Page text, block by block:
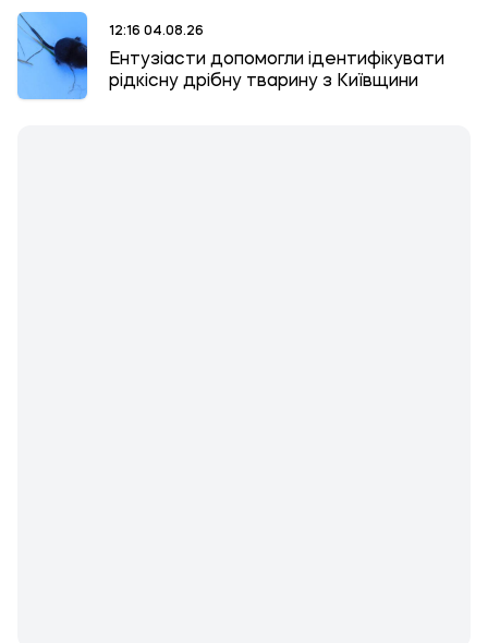
12:16 04.08.26
Ентузіасти допомогли ідентифікувати
рідкісну дрібну тварину з Київщини